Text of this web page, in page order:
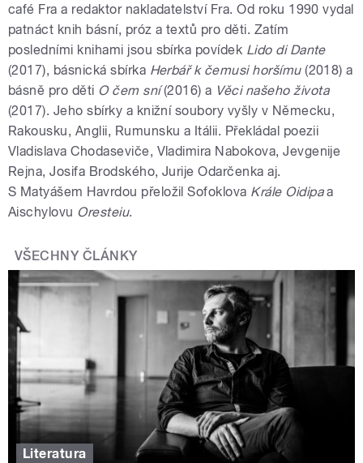
café Fra a redaktor nakladatelství Fra. Od roku 1990 vydal
patnáct knih básní, próz a textů pro děti. Zatím
posledními knihami jsou sbírka povídek Lido di Dante
(2017), básnická sbírka Herbář k čemusi horšímu(2018) a
básně pro děti O čem sní(2016) a Věci našeho života
(2017). Jeho sbírky a knižní soubory vyšly v Německu,
Rakousku, Anglii, Rumunsku a Itálii. Překládal poezii
Vladislava Chodaseviče, Vladimira Nabokova, Jevgenije
Rejna, Josifa Brodského, Jurije Odarčenka aj.
S Matyášem Havrdou přeložil Sofoklova Krále Oidipaa
Aischylovu Oresteiu.
VŠECHNY ČLÁNKY
Literatura